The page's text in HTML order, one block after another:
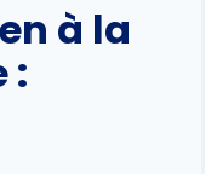
à la
: